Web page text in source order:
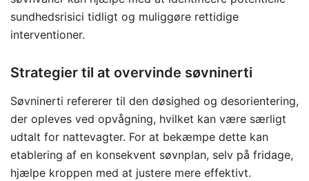
sundhedsrisici tidligt og muliggøre rettidige
interventioner.
Strategier til at overvinde søvninerti
Søvninerti refererer til den døsighed og desorientering,
der opleves ved opvågning, hvilket kan være særligt
udtalt for nattevagter. For at bekæmpe dette kan
etablering af en konsekvent søvnplan, selv på fridage,
hjælpe kroppen med at justere mere effektivt.